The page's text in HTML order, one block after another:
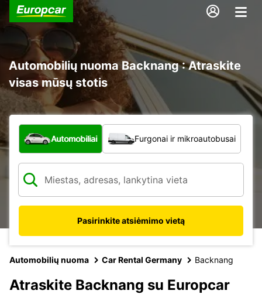
Automobilių nuoma Backnang : Atraskite
visas mūsų stotis
Kokio tipo automobilis?
Automobiliai Furgonai ir mikroautobusai
Pasirinkite atsiėmimo vietą
Automobilių nuoma Car Rental Germany Backnang
Atraskite Backnang su Europcar